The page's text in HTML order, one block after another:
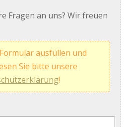
Fragen an uns? Wir freuen
ausfüllen und
Sie bitte unsere
!